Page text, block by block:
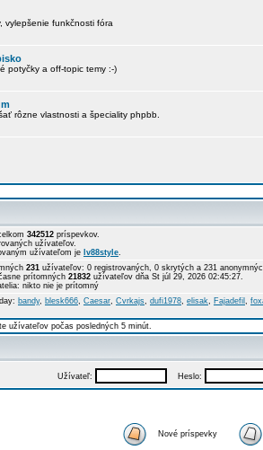
vylepšenie funkčnosti fóra
potyčky a off-topic temy :-)
rôzne vlastnosti a špeciality phpbb.
342512 príspevkov.
užívateľov.
užívateľom je lv88style.
231 užívateľov: 0 registrovaných, 0 skrytých a 231
prítomných 21832 užívateľov dňa St júl 29, 2026 02:45:27.
nikto nie je prítomný
bandy, blesk666, Caesar, Cvrkajs, dufi1978, elisak, Fajadefil ,
užívateľov počas posledných 5 minút.
Užívateľ: Heslo:
Nové príspevky